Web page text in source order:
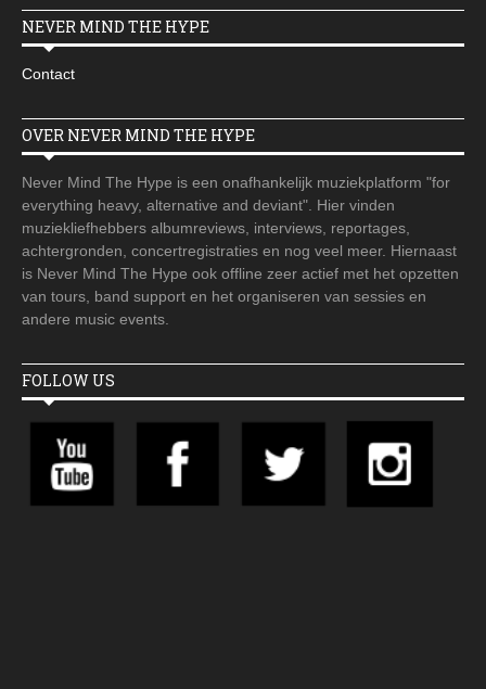
NEVER MIND THE HYPE
Contact
OVER NEVER MIND THE HYPE
Never Mind The Hype is een onafhankelijk muziekplatform "for
everything heavy, alternative and deviant". Hier vinden
muziekliefhebbers albumreviews, interviews, reportages,
achtergronden, concertregistraties en nog veel meer. Hiernaast
is Never Mind The Hype ook offline zeer actief met het opzetten
van tours, band support en het organiseren van sessies en
andere music events.
FOLLOW US